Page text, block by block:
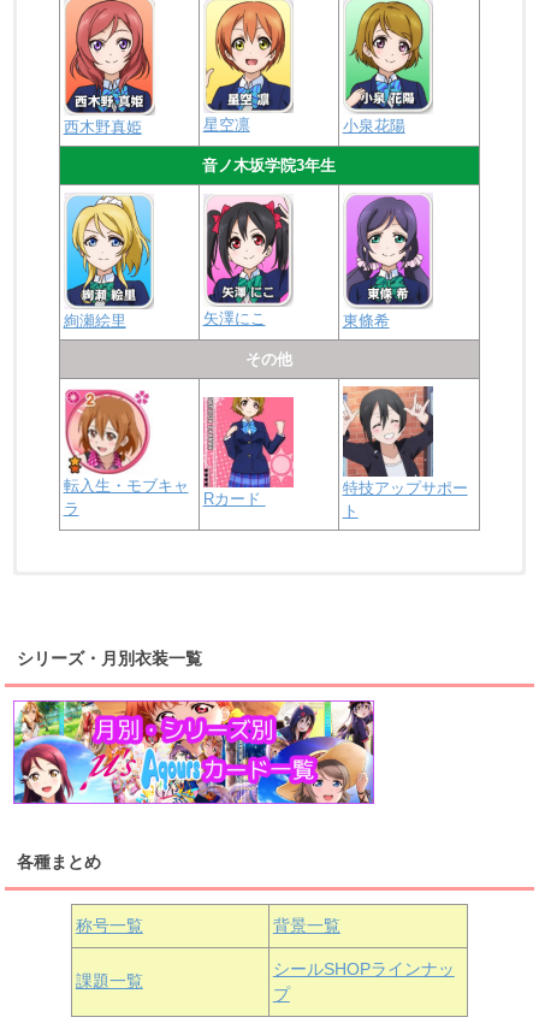
西木野真姫 星空凛 小泉花陽
音ノ木坂学院3年生
絢瀬絵里 矢澤にこ 東條希
その他
転入生・モブキャ
ラ
Rカード
特技アップサポー
ト
桜内梨子 高海千歌 渡辺曜
浦の星女学院1年生
津島善子 黒澤ルビィ
浦の星女学院3年生
上原歩夢 宮下愛 優木せつ菜
虹ヶ咲学園1年生
中須かすみ 天王寺璃奈
シリーズ・月別衣装一覧
各種まとめ
称号一覧 背景一覧
課題一覧
シールSHOPラインナッ
プ